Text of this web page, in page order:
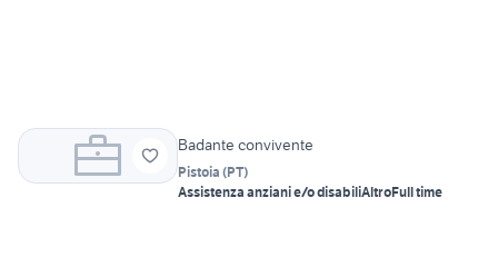
Badante convivente
Pistoia (PT)
Assistenza anziani e/o disabiliAltroFull time